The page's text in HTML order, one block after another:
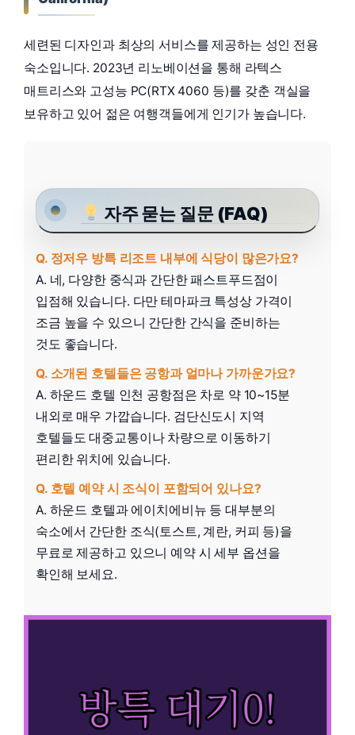
세련된 디자인과 최상의 서비스를 제공하는 성인 전용
숙소입니다. 2023년 리노베이션을 통해 라텍스
매트리스와 고성능 PC(RTX 4060 등)를 갖춘 객실을
보유하고 있어 젊은 여행객들에게 인기가 높습니다.
자주 묻는 질문 (FAQ)
Q. 정저우 방특 리조트 내부에 식당이 많은가요?
A. 네, 다양한 중식과 간단한 패스트푸드점이
입점해 있습니다. 다만 테마파크 특성상 가격이
조금 높을 수 있으니 간단한 간식을 준비하는
것도 좋습니다.
Q. 소개된 호텔들은 공항과 얼마나 가까운가요?
A. 하운드 호텔 인천 공항점은 차로 약 10~15분
내외로 매우 가깝습니다. 검단신도시 지역
호텔들도 대중교통이나 차량으로 이동하기
편리한 위치에 있습니다.
Q. 호텔 예약 시 조식이 포함되어 있나요?
A. 하운드 호텔과 에이치에비뉴 등 대부분의
숙소에서 간단한 조식(토스트, 계란, 커피 등)을
무료로 제공하고 있으니 예약 시 세부 옵션을
확인해 보세요.